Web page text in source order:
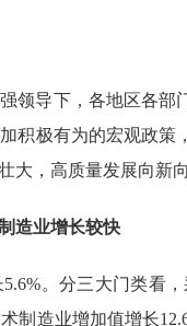
领导下，各地区各
积极有为的宏观政
大，高质量发展向新向
造业增长较快
5.6%。分三大门类看
术制造业增加值增长